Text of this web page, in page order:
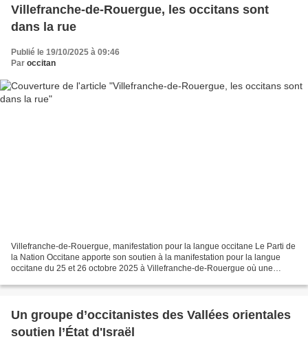
Villefranche-de-Rouergue, les occitans sont
dans la rue
Publié le 19/10/2025 à 09:46
Par occitan
Villefranche-de-Rouergue, manifestation pour la langue occitane Le Parti de
la Nation Occitane apporte son soutien à la manifestation pour la langue
occitane du 25 et 26 octobre 2025 à Villefranche-de-Rouergue où une
Un groupe d’occitanistes des Vallées orientales
soutien l’État d'Israël